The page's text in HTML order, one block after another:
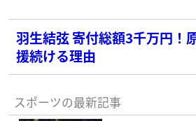
羽生結弦 寄付総額3千万円！
援続ける理由
スポーツの最新記事